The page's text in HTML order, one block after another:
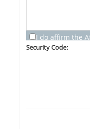
Security Code: